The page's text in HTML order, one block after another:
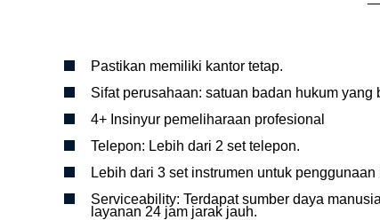
Pastikan memiliki kantor tetap.
Sifat perusahaan: satuan badan hukum yang
4+ Insinyur pemeliharaan profesional
Telepon: Lebih dari 2 set telepon.
Lebih dari 3 set instrumen untuk
Serviceability: Terdapat sumber daya
layanan 24 jam jarak jauh.